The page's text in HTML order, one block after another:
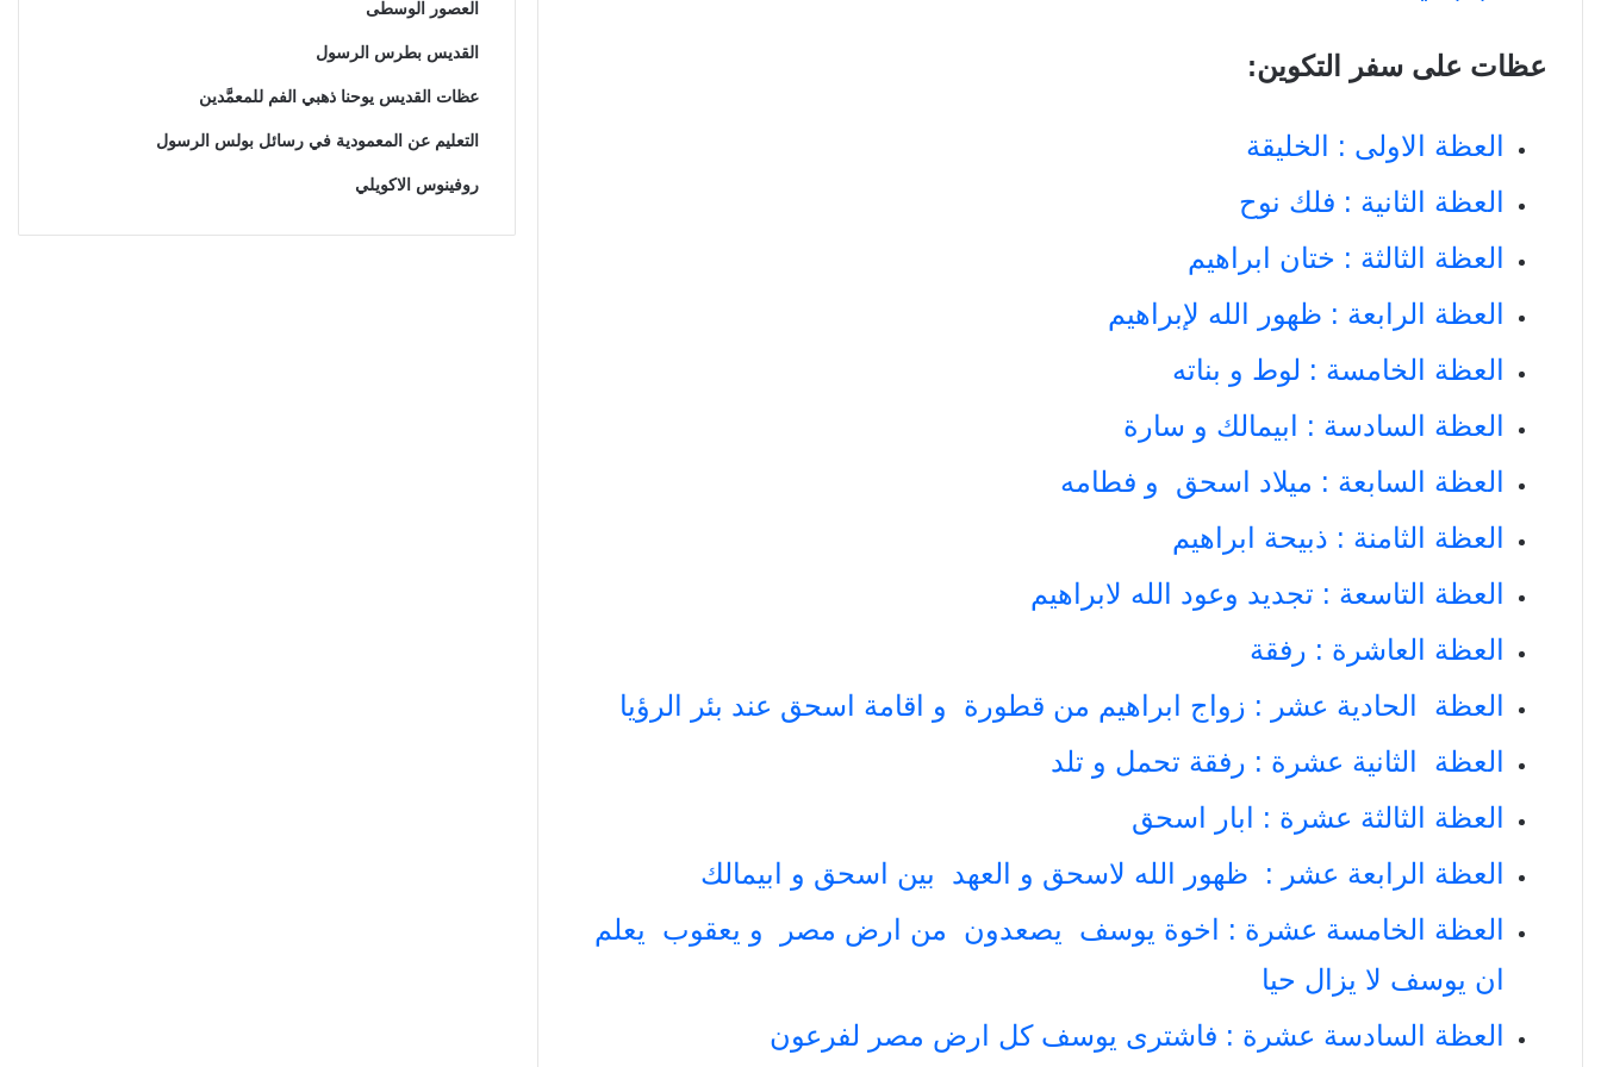
عظات على سفر التكوين:
العظة الاولى : الخليقة
العظة الثانية : فلك نوح
العظة الثالثة : ختان ابراهيم
العظة الرابعة : ظهور الله لإبراهيم
العظة الخامسة : لوط و بناته
العظة السادسة : ابيمالك و سارة
العظة السابعة : ميلاد اسحق و فطامه
العظة الثامنة : ذبيحة ابراهيم
العظة التاسعة : تجديد وعود الله لابراهيم
العظة العاشرة : رفقة
العظة الحادية عشر : زواج ابراهيم من قطورة و اقامة اسحق عند بئر الرؤيا
العظة الثانية عشرة : رفقة تحمل و تلد
العظة الثالثة عشرة : ابار اسحق
العظة الرابعة عشر : ظهور الله لاسحق و العهد بين اسحق و ابيمالك
العظة الخامسة عشرة : اخوة يوسف يصعدون من ارض مصر و يعقوب يعلم
ان يوسف لا يزال حيا
العظة السادسة عشرة : فاشترى يوسف كل ارض مصر لفرعون
العصور الوسطى
القديس بطرس الرسول
عظات القديس يوحنا ذهبي الفم للمعمَّدين
التعليم عن المعمودية في رسائل بولس الرسول
روفينوس الاكويلي